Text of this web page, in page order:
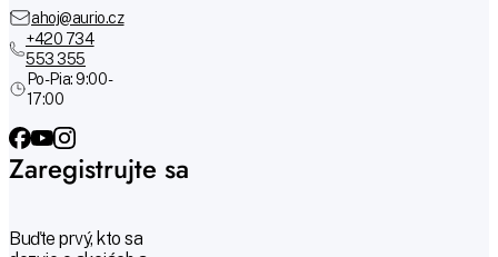
ahoj@aurio.cz
+420 734
553 355
Po-Pia: 9:00 -
17:00
Zaregistrujte sa
Buďte prvý, kto sa